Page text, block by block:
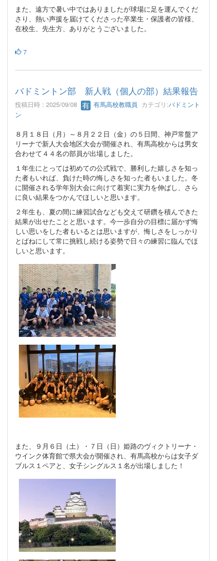
また、遠方で暑い中ではありましたが球場に足を運んでくだ
さり、熱い声援を届けてくださった卒業生・保護者の皆様、
在校生、先生方、ありがとうございました。
7
バドミントン部 新人戦（個人の部）結果報告
投稿日時 : 2025/09/08 有馬高校教職員 カテゴリ:バドミント
ン
８月１８日（月）～８月２２日（金）の５日間、神戸常盤ア
リーナで新人大会地区大会が開催され、有馬高校からは男女
合わせて４４名の部員が出場しました。
１年生にとっては初めての公式戦で、勝利した嬉しさを知っ
た者もいれば、負けた時の悔しさを知った者もいました。冬
に開催される学年別大会に向けて着実に実力を伸ばし、さら
に良い結果をつかんでほしいと思います。
２年生も、夏の間に練習試合なども交えて研鑽を積んできた
結果が出せたことと思います。今一歩自分の目標に届かず悔
しい思いをした者もいるとは思いますが、悔しさをしっかり
とばねにして常に挑戦し続ける姿勢で日々の練習に臨んでほ
しいと思います。
また、９月６日（土）・７日（日）姫路のヴィクトリーナ・
ウインク体育館で県大会が開催され、有馬高校からは女子ダ
ブルス１ペアと、女子シングルス１名が出場しました！